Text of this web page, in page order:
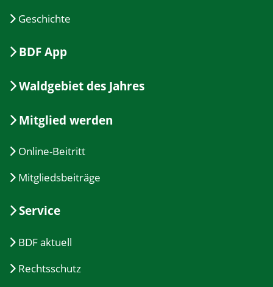
Geschichte
BDF App
Waldgebiet des Jahres
Mitglied werden
Online-Beitritt
Mitgliedsbeiträge
Service
BDF aktuell
Rechtsschutz